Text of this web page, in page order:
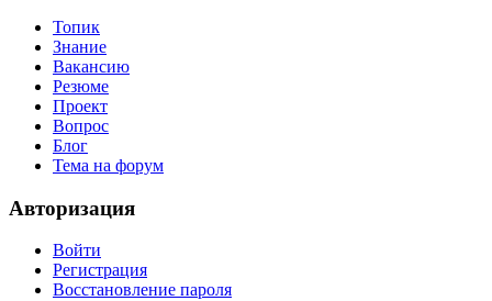
Топик
Знание
Вакансию
Резюме
Проект
Вопрос
Блог
Тема на форум
Авторизация
Войти
Регистрация
Восстановление пароля